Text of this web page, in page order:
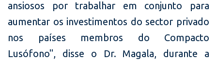
ansiosos por trabalhar em conjunto para
aumentar os investimentos do sector privado
nos países membros do Compacto
Lusófono", disse o Dr. Magala, durante a